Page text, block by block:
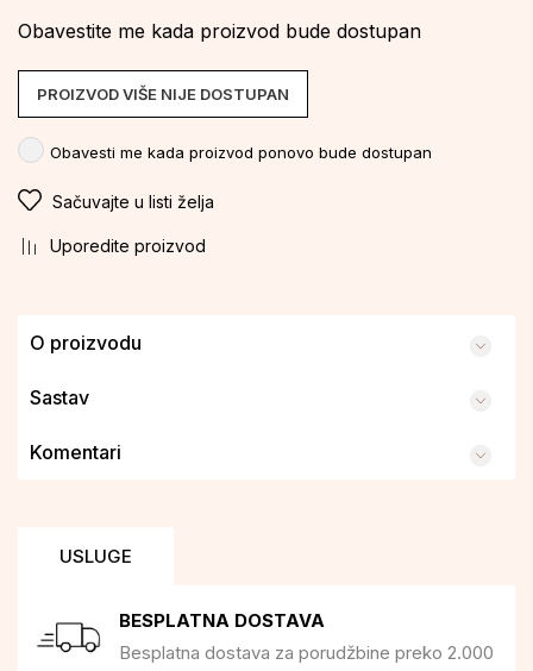
Obavestite me kada proizvod bude dostupan
PROIZVOD VIŠE NIJE DOSTUPAN
Obavesti me kada proizvod ponovo bude dostupan
Sačuvajte u listi želja
Uporedite proizvod
O proizvodu
Sastav
Komentari
USLUGE
BESPLATNA DOSTAVA
Besplatna dostava za porudžbine preko 2.000